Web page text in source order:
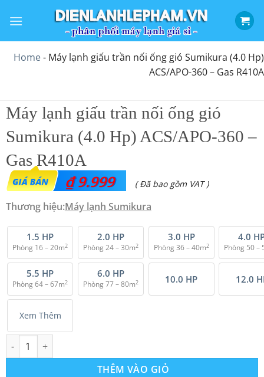
qua
dungHome- Máy lạnh giấu trần nối ống gió Sumikura (4.0 Hp)
ACS/APO-360 – Gas R410A
Máy lạnh giấu trần nối ống gió
Sumikura (4.0 Hp) ACS/APO-360 –
Gas R410A
₫9.999 ( Đã bao gồm VAT )
Thương hiệu:Máy lạnh Sumikura
1.5 HP
Phòng 16 – 20m2
2.0 HP
Phòng 24 – 30m2
3.0 HP
Phòng 36 – 40m2
4.0
Phòng 50 –
5.5 HP
Phòng 64 – 67m2
6.0 HP
Phòng 77 – 80m2 10.0 HP 12.0
Xem Thêm
Máy lạnh giấu trần nối ống gió Sumikura (4.0 Hp) ACS/APO-360
THÊM VÀO GIỎ